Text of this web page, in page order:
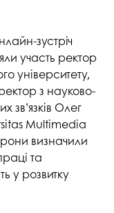
зустріч
участь ректор
університету,
з науково-
зв’язків Олег
Multimedia
визначили
та
у розвитку